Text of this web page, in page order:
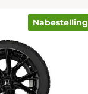
Nabestelling